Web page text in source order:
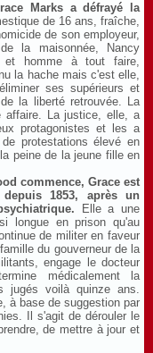
Marks a défrayé la
de 16 ans, fraîche,
de son employeur,
la maisonnée, Nancy
et homme à tout faire,
la hache mais c'est elle,
ses supérieurs et
la liberté retrouvée. La
affaire. La justice, elle, a
protagonistes et les a
protestations élevé en
peine de la jeune fille en
commence, Grace est
1853, après un
Elle a une
longue en prison qu'au
de militer en faveur
du gouverneur de la
engage le docteur
médicalement la
jugés voilà quinze ans.
à base de suggestion par
Il s'agit de dérouler le
de mettre à jour et